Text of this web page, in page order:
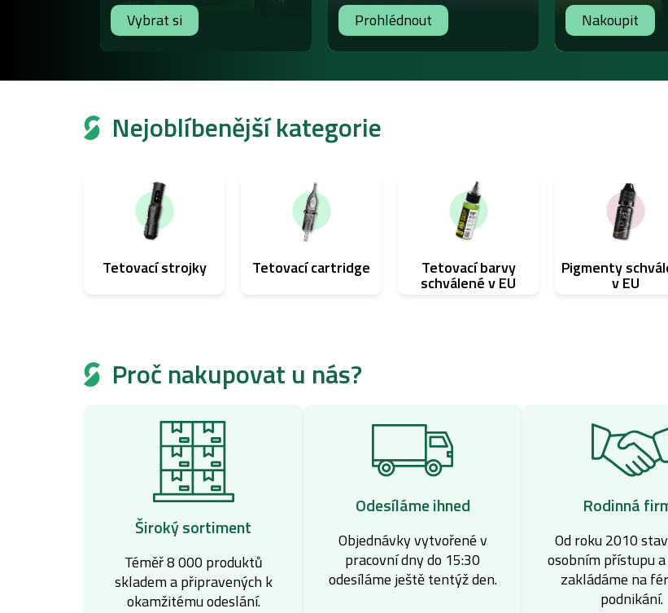
Vybrat si Prohlédnout Nakoupit
Nejoblíbenější kategorie
Tetovací strojky Tetovací cartridge Tetovací barvy
schválené v EU
Pigmenty
v EU
Proč nakupovat u nás?
Široký sortiment
Téměř 8 000 produktů
skladem a připravených k
okamžitému odeslání.
Odesíláme ihned
Objednávky vytvořené v
pracovní dny do 15:30
odesíláme ještě tentýž den.
Rodinná
Od roku 2010
osobním přístupu
zakládáme na
podnikání.